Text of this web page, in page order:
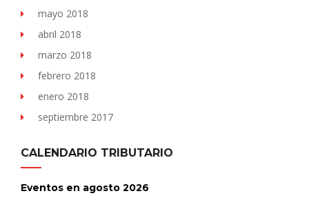
mayo 2018
abril 2018
marzo 2018
febrero 2018
enero 2018
septiembre 2017
CALENDARIO TRIBUTARIO
Eventos en agosto 2026